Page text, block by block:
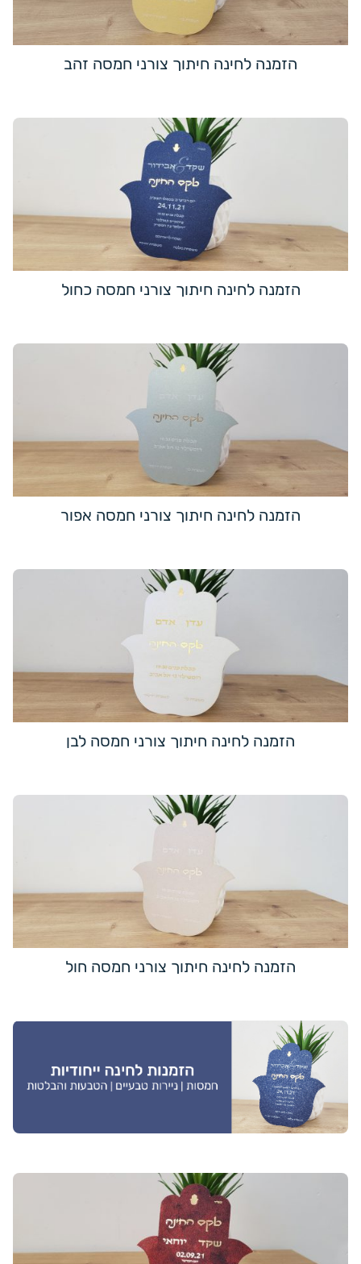
הזמנה לחינה חיתוך צורני חמסה זהב
הזמנה לחינה חיתוך צורני חמסה כחול
הזמנה לחינה חיתוך צורני חמסה אפור
הזמנה לחינה חיתוך צורני חמסה לבן
הזמנה לחינה חיתוך צורני חמסה חול